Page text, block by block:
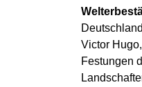
Victor
Festungen